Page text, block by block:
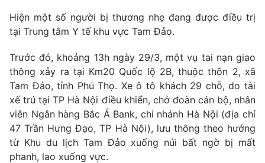
® Cấm sao chép dưới mọi hình thức nếu không có sự chấp
thuận bằng văn bản. Ghi rõ nguồn VTV.vn khi phát hành lại
thông tin từ website này.
Hiện một số người bị thương nhẹ đang được điều trị
tại Trung tâm Y tế khu vực Tam Đảo.
Trước đó, khoảng 13h ngày 29/3, một vụ tai nạn giao
thông xảy ra tại Km20 Quốc lộ 2B, thuộc thôn 2, xã
Tam Đảo, tỉnh Phú Thọ. Xe ô tô khách 29 chỗ, do tài
xế trú tại TP Hà Nội điều khiển, chở đoàn cán bộ, nhân
viên Ngân hàng Bắc Á Bank, chi nhánh Hà Nội (địa chỉ
47 Trần Hưng Đạo, TP Hà Nội), lưu thông theo hướng
từ Khu du lịch Tam Đảo xuống núi bất ngờ bị mất
phanh, lao xuống vực.